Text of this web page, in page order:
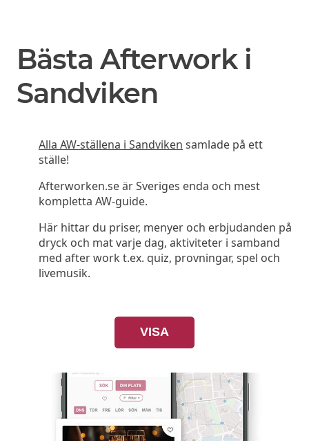
Bästa Afterwork i
Sandviken
Alla AW-ställena i Sandviken samlade på ett
ställe!
Afterworken.se är Sveriges enda och mest
kompletta AW-guide.
Här hittar du priser, menyer och erbjudanden på
dryck och mat varje dag, aktiviteter i samband
med after work t.ex. quiz, provningar, spel och
livemusik.
VISA